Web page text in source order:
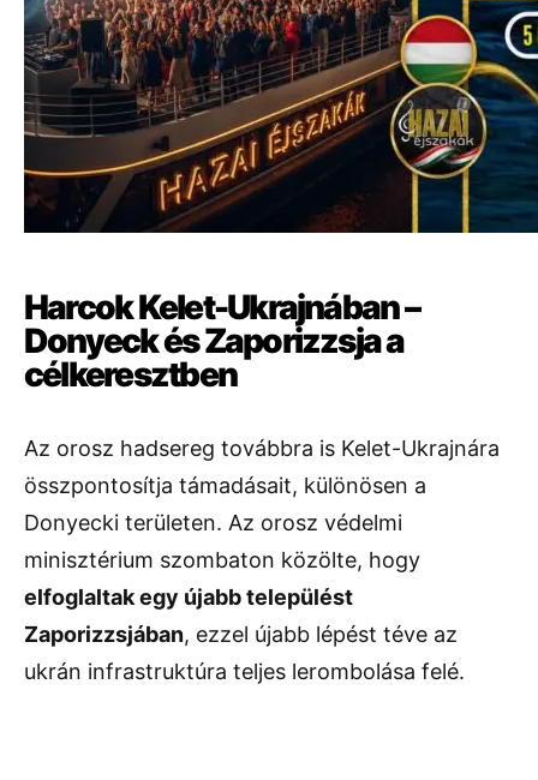
Harcok Kelet-Ukrajnában –
Donyeck és Zaporizzsja a
célkeresztben
Az orosz hadsereg továbbra is Kelet-Ukrajnára
összpontosítja támadásait, különösen a
Donyecki területen. Az orosz védelmi
minisztérium szombaton közölte, hogy
elfoglaltak egy újabb települést
Zaporizzsjában, ezzel újabb lépést téve az
ukrán infrastruktúra teljes lerombolása felé.